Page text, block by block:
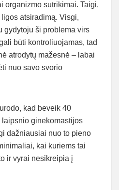
organizmo sutrikimai. Taigi,
atsiradimą. Visgi,
gydytoju ši problema virs
būti kontroliuojamas, tad
atrodytų mažesnė – labai
nuo savo svorio
kad beveik 40
laipsnio ginekomastijos
dažniausiai nuo to pieno
kai kuriems tai
ir vyrai nesikreipia į